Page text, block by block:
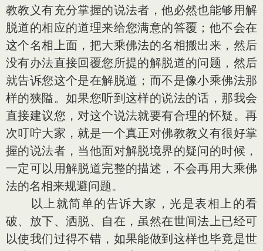
教教义有充分掌握的说法者，他必然也能够用解
脱道的相应的道理来给您满意的答覆；他不会在
这个名相上面，把大乘佛法的名相搬出来，然后
没有办法直接回覆您所提的解脱道的问题，然后
就告诉您这个是在解脱道；而不是像小乘佛法那
样的狭隘。如果您听到这样的说法的话，那我会
直接建议您，对这个说法就要有合理的怀疑。再
次叮咛大家，就是一个真正对佛教教义有很好掌
握的说法者，当他面对解脱境界的疑问的时候，
一定可以用解脱道完整的描述，不会再用大乘佛
法的名相来规避问题。
以上就简单的告诉大家，光是表相上的看
破、放下、洒脱、自在，虽然在世间法上已经可
以使我们过得不错，如果能做到这样也毕竟是世